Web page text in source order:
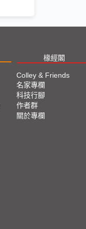
椽經閣
Colley & Friends
名家專欄
科技行腳
作者群
關於專欄